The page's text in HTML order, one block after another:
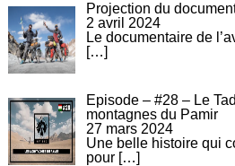
Projection du
2 avril 2024
Le documentaire de
[…]
Episode – #28 – Le
montagnes du Pamir
27 mars 2024
Une belle histoire qui
pour […]